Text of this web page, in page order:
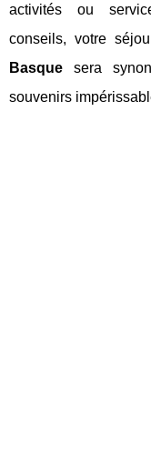
activités ou
conseils, votre
Basque sera
souvenirs